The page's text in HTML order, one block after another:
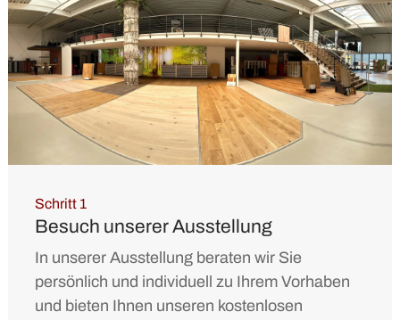
Schritt 1
Besuch unserer Ausstellung
In unserer Ausstellung beraten wir Sie
persönlich und individuell zu Ihrem Vorhaben
und bieten Ihnen unseren kostenlosen